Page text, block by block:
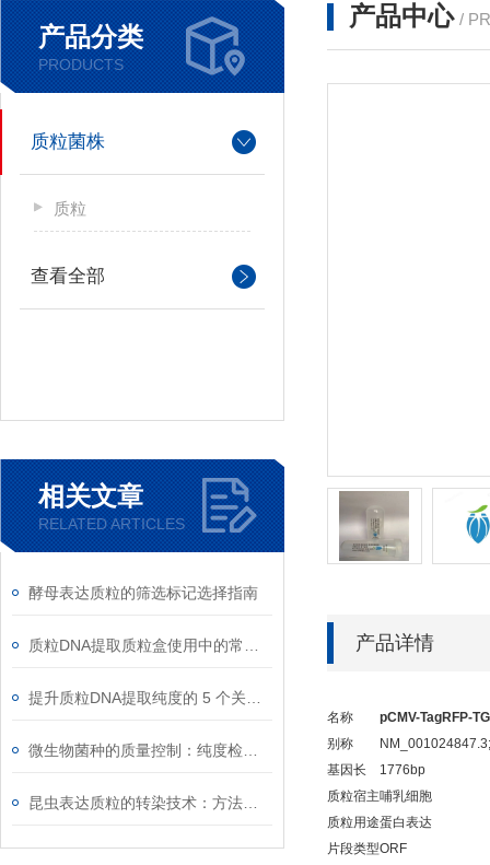
产品分类
PRODUCTS
质粒菌株
质粒
查看全部
相关文章
RELATED ARTICLES
酵母表达质粒的筛选标记选择指南
产品中心 /
产品详情
名称
pCMV-TagRFP-
别称
基因长
1776bp
质粒宿主哺乳细胞
质粒用途蛋白表达
片段类型ORF